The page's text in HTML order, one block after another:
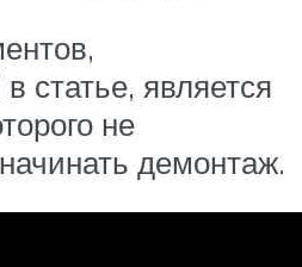
статье, является
не
демонтаж.